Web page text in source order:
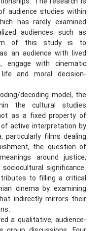
audience studies within
has rarely examined
audiences such as
of this study is to
an audience with lived
engage with cinematic
and moral decision-
decoding model, the
the cultural studies
as a fixed property of
active interpretation by
particularly films dealing
the question of
around justice,
significance.
to filling a critical
cinema by examining
indirectly mirrors their
a qualitative, audience-